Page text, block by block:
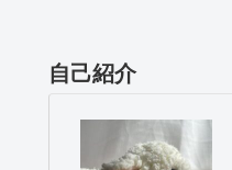
自己紹介